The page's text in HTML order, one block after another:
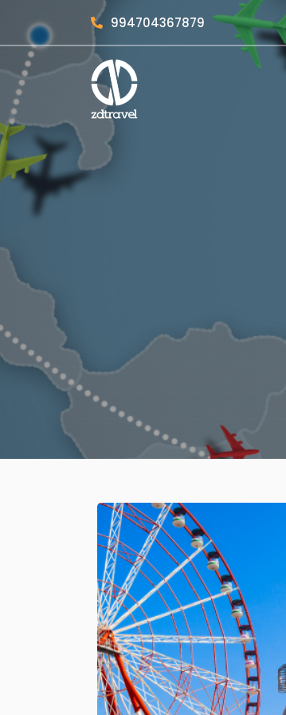
994704367879